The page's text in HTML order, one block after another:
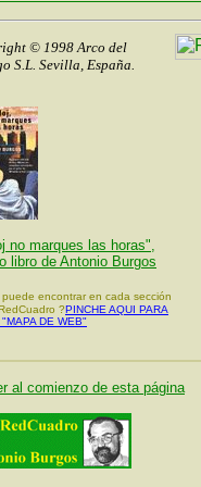
© 1998 Arco del
S.L. Sevilla, España.
no marques las horas",
libro de Antonio Burgos
encontrar en cada sección
?PINCHE AQUI PARA
DE WEB"
al comienzo de esta página